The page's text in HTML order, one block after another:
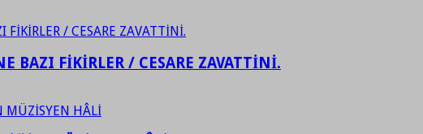
BAZI FİKİRLER / CESARE ZAVATTİNİ.